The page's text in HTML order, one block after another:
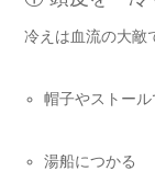
冷えは血流の大敵
帽子やストー
湯船につかる